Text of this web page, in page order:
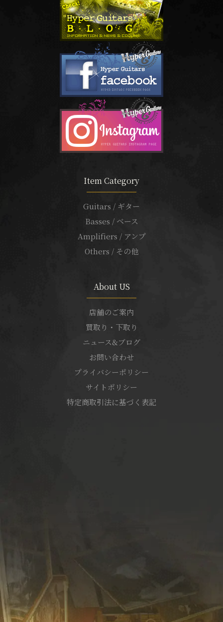
Item Category
Guitars / ギター
Basses / ベース
Amplifiers / アンプ
Others / その他
About US
店舗のご案内
買取り・下取り
ニュース&ブログ
お問い合わせ
プライバシーポリシー
サイトポリシー
特定商取引法に基づく表記